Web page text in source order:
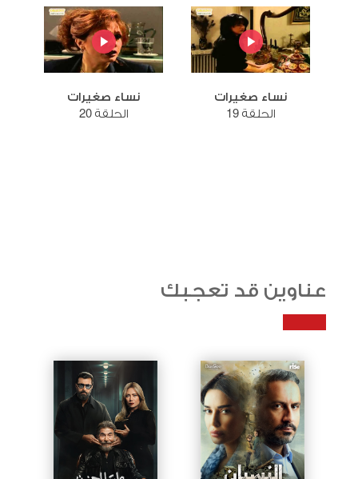
نساء صغيرات
الحلقة 19
نساء صغيرات
الحلقة 20
عناوين قد تعجبك